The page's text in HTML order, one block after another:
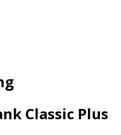
Classic Plus